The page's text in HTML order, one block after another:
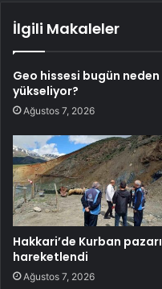
İlgili Makaleler
Geo hissesi bugün neden
yükseliyor?
Ağustos 7, 2026
Hakkari’de Kurban pazarı
hareketlendi
Ağustos 7, 2026